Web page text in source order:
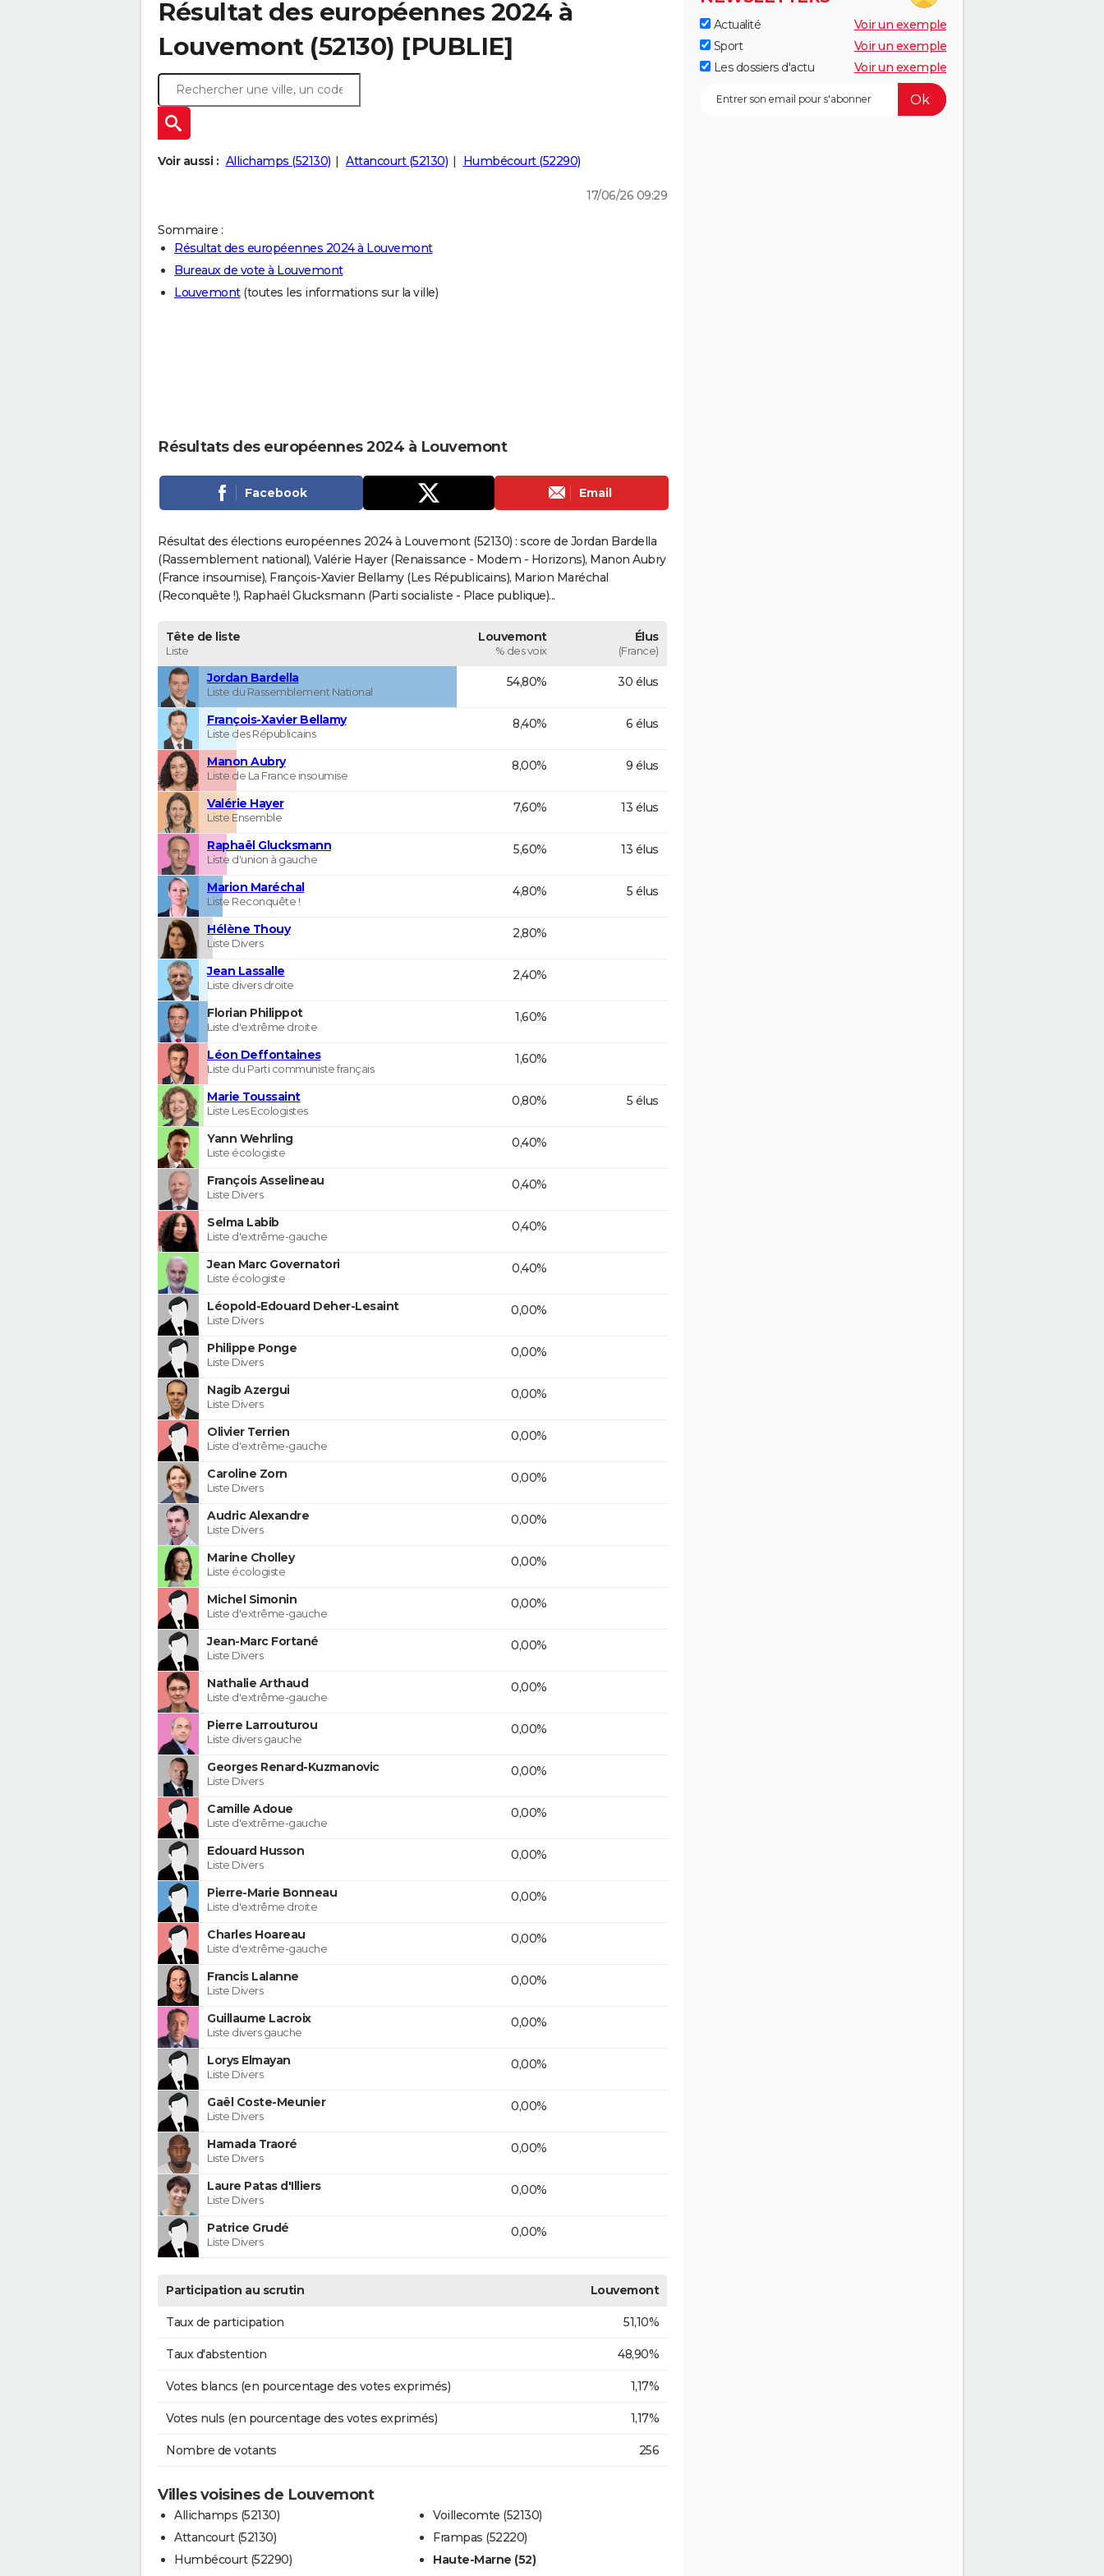
Résultat des européennes 2024 à
Louvemont (52130) [PUBLIE]
Voir aussi : Allichamps (52130) Attancourt (52130) Humbécourt (52290)
17/06/26 09:29
Sommaire :
Résultat des européennes 2024 à Louvemont
Bureaux de vote à Louvemont
Louvemont(toutes les informations sur la ville)
Résultats des européennes 2024 à Louvemont
Facebook Email
Résultat des élections européennes 2024 à Louvemont (52130) : score de Jordan Bardella
(Rassemblement national), Valérie Hayer (Renaissance - Modem - Horizons), Manon Aubry
(France insoumise), François-Xavier Bellamy (Les Républicains), Marion Maréchal
(Reconquête !), Raphaël Glucksmann (Parti socialiste - Place publique)...
Tête de liste
Liste
Louvemont
% des voix
Élus
(France)
Jordan Bardella
Liste du Rassemblement National
54,80% 30 élus
François-Xavier Bellamy
Liste des Républicains
8,40% 6 élus
Manon Aubry
Liste de La France insoumise
8,00% 9 élus
Valérie Hayer
Liste Ensemble
7,60% 13 élus
Raphaël Glucksmann
Liste d'union à gauche
5,60% 13 élus
Marion Maréchal
Liste Reconquête !
4,80% 5 élus
Hélène Thouy
Liste Divers
2,80%
Jean Lassalle
Liste divers droite
2,40%
Florian Philippot
Liste d'extrême droite
1,60%
Léon Deffontaines
Liste du Parti communiste français
1,60%
Marie Toussaint
Liste Les Ecologistes
0,80% 5 élus
Yann Wehrling
Liste écologiste
0,40%
François Asselineau
Liste Divers
0,40%
Selma Labib
Liste d'extrême-gauche
0,40%
Jean Marc Governatori
Liste écologiste
0,40%
Léopold-Edouard Deher-Lesaint
Liste Divers
0,00%
Philippe Ponge
Liste Divers
0,00%
Nagib Azergui
Liste Divers
0,00%
Olivier Terrien
Liste d'extrême-gauche
0,00%
Caroline Zorn
Liste Divers
0,00%
Audric Alexandre
Liste Divers
0,00%
Marine Cholley
Liste écologiste
0,00%
Michel Simonin
Liste d'extrême-gauche
0,00%
Jean-Marc Fortané
Liste Divers
0,00%
Nathalie Arthaud
Liste d'extrême-gauche
0,00%
Pierre Larrouturou
Liste divers gauche
0,00%
Georges Renard-Kuzmanovic
Liste Divers
0,00%
Camille Adoue
Liste d'extrême-gauche
0,00%
Edouard Husson
Liste Divers
0,00%
Pierre-Marie Bonneau
Liste d'extrême droite
0,00%
Charles Hoareau
Liste d'extrême-gauche
0,00%
Francis Lalanne
Liste Divers
0,00%
Guillaume Lacroix
Liste divers gauche
0,00%
Lorys Elmayan
Liste Divers
0,00%
Gaël Coste-Meunier
Liste Divers
0,00%
Hamada Traoré
Liste Divers
0,00%
Laure Patas d'Illiers
Liste Divers
0,00%
Patrice Grudé
Liste Divers
0,00%
Participation au scrutin Louvemont
Taux de participation 51,10%
Taux d'abstention 48,90%
Votes blancs (en pourcentage des votes exprimés) 1,17%
Votes nuls (en pourcentage des votes exprimés) 1,17%
Nombre de votants 256
Villes voisines de Louvemont
Allichamps (52130)
Attancourt (52130)
Humbécourt (52290)
Voillecomte (52130)
Frampas (52220)
Haute-Marne (52)
Actualité
Voir un exemple
Sport
Voir un exemple
Les dossiers d'actu
Voir un exemple